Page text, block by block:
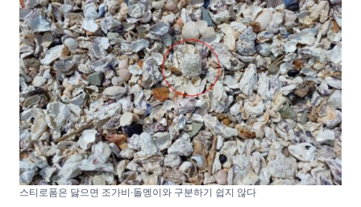
스티로폼은 닳으면 조가비·돌멩이와 구분하기 쉽지 않다